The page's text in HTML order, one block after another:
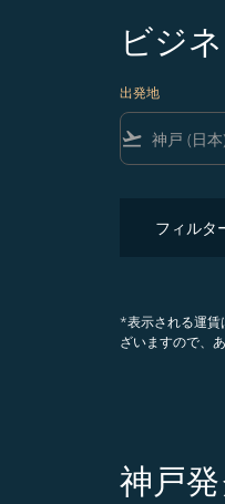
ビジ
出発地
flight_takeoff
フィルタ
*表示される運賃
ざいますので、
神戸